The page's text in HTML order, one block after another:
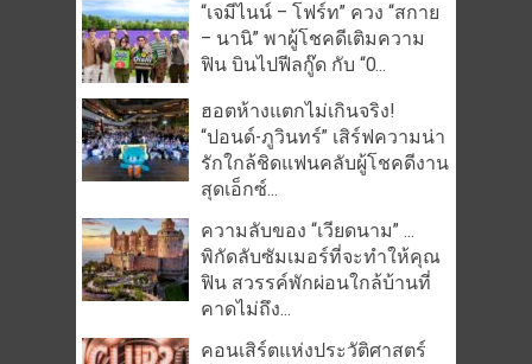
“เจมีไนน์ – โฟร์ท” ควง “สกาย
– นานิ” พาผู้โชคดีเติมความ
ฟิน บินไปฟีลกู๊ด กับ “O...
ฮอตห้างแตกไม่เกินจริง!
“ปอนด์-ภูวินทร์” เสิร์ฟความน่า
รักใกล้ชิดแฟนคลับผู้โชคดีงาน
สุดเอ็กซ์...
ความลับของ “เวียดนาม” …
พิกัดลับซัมเมอร์ที่จะทำให้คุณ
ฟิน สวรรค์พักผ่อนใกล้บ้านที่
คาดไม่ถึง...
คอนเสิร์ตแห่งประวัติศาสตร์